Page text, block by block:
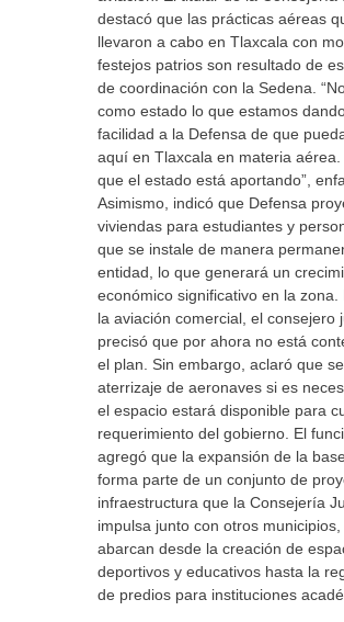
destacó que las prácticas aéreas
llevaron a cabo en Tlaxcala con
festejos patrios son resultado de
de coordinación con la Sedena.
como estado lo que estamos
facilidad a la Defensa de que
aquí en Tlaxcala en materia aérea.
que el estado está aportando”,
Asimismo, indicó que Defensa
viviendas para estudiantes y
que se instale de manera
entidad, lo que generará un
económico significativo en la zona.
la aviación comercial, el consejero
precisó que por ahora no está
el plan. Sin embargo, aclaró que se
aterrizaje de aeronaves si es
el espacio estará disponible para
requerimiento del gobierno. El
agregó que la expansión de la
forma parte de un conjunto de
infraestructura que la Consejería
impulsa junto con otros municipios,
abarcan desde la creación de
deportivos y educativos hasta la
de predios para instituciones